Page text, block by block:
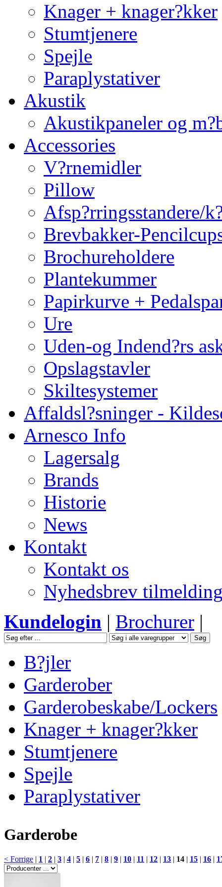
Knager + knager?kker
Stumtjenere
Spejle
Paraplystativer
Akustik
Akustikpaneler og
Accessories
V?rnemidler
Pillow
Afsp?rringsstandere/
Brevbakker-
Brochureholdere
Plantekummer
Papirkurve +
Ure
Uden-og Indend?rs
Opslagstavler
Skiltesystemer
Affaldsl?sninger -
Arnesco Info
Lagersalg
Brands
Historie
News
Kontakt
Kontakt os
Nyhedsbrev
Kundelogin | Brochurer |
B?jler
Garderober
Garderobeskabe/Lockers
Knager + knager?kker
Stumtjenere
Spejle
Paraplystativer
Garderobe
< Forrige | 1 | 2 | 3 | 4 | 5 | 6 | 7 | 8 | 9 | 10 | 11 | 12 | 13 | 14 | 15 | 16 |